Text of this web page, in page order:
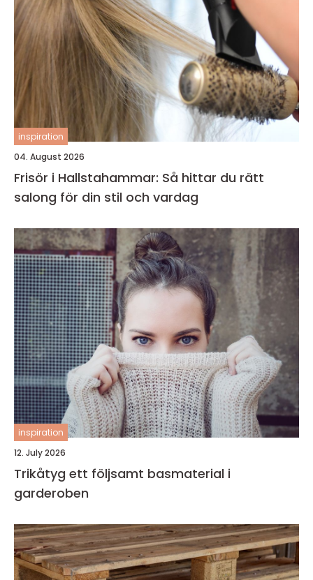
inspiration
04. August 2026
Frisör i Hallstahammar: Så hittar du rätt
salong för din stil och vardag
inspiration
12. July 2026
Trikåtyg ett följsamt basmaterial i
garderoben